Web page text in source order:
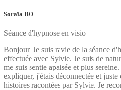
Soraïa BO
Séance d'hypnose en visio
Bonjour, Je suis ravie de la séance
effectuée avec Sylvie. Je suis de
me suis sentie apaisée et plus
expliquer, j'étais déconnectée et
histoires racontées par Sylvie. Je